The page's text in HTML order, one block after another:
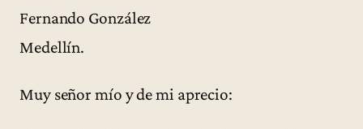
Fernando González
Medellín.
Muy señor mío y de mi aprecio: